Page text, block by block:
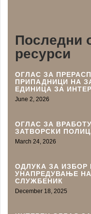
Последни
ресурси
ОГЛАС ЗА
ПРИПАДНИЦИ НА
ЕДИНИЦА ЗА
June 2, 2026
ОГЛАС ЗА
ЗАТВОРСКИ
March 24, 2026
ОДЛУКА ЗА ИЗБОР
УНАПРЕДУВАЊЕ
СЛУЖБЕНИК
December 18, 2025